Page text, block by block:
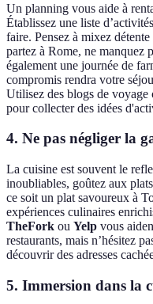
Un planning vous aide à
Établissez une liste
faire. Pensez à mixez
partez à Rome, ne manquez
également une journée de
compromis rendra votre
Utilisez des blogs de voyage
pour collecter des idées
4. Ne pas négliger la
La cuisine est souvent le
inoubliables, goûtez aux
ce soit un plat savoureux à
expériences culinaires
TheFork ou Yelp vous
restaurants, mais n’hésitez
découvrir des adresses
5. Immersion dans la